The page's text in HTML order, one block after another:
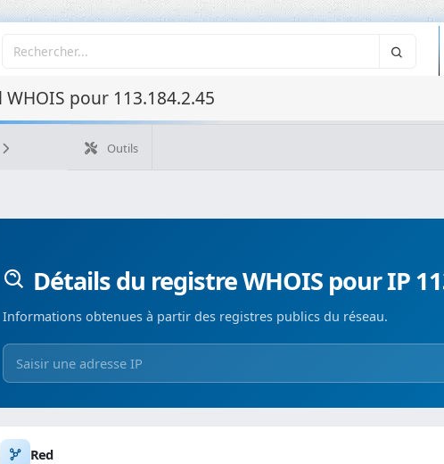
WHOIS pour 113.184.2.45
Outils
Détails du registre WHOIS pour IP
Informations obtenues à partir des registres publics du réseau.
Red